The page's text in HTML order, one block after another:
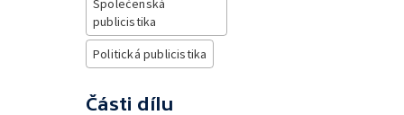
Společenská
publicistika
Politická publicistika
Části dílu